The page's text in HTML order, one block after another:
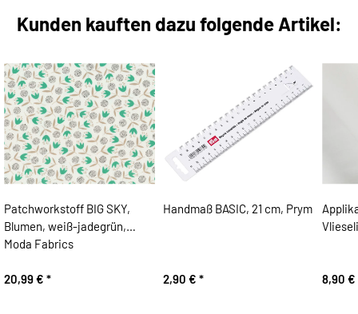
Kunden kauften dazu folgende Artikel:
Patchworkstoff BIG SKY,
Blumen, weiß-jadegrün,
Moda Fabrics
20,99 € *
Handmaß BASIC, 21 cm, Prym
2,90 € * 8,90 €